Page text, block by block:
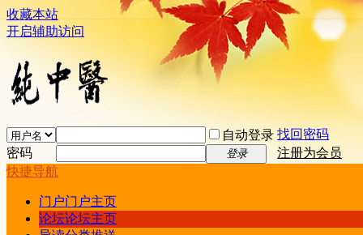
收藏本站
开启辅助访问
自动登录 找回密码
密码
登录
注册为会员
快捷导航
门户门户主页
论坛论坛主页